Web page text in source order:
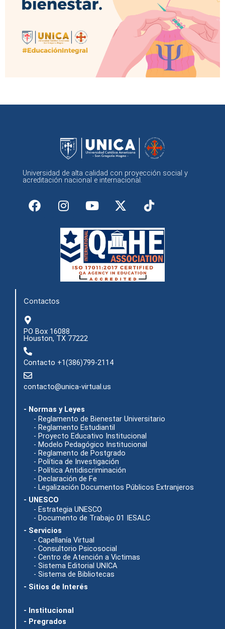
Universidad de alta calidad con proyección social y
acreditación nacional e internacional.
F
a
I
n
t
a
g
a
Y
o
t
u
b
e
X
-
w
i
t
t
e
Contactos
PO Box 16088
Houston, TX 77222
Contacto +1(386)799-2114
contacto@unica-virtual.us
- Normas y Leyes
- Reglamento de Bienestar Universitario
- Reglamento Estudiantil
- Proyecto Educativo Institucional
- Modelo Pedagógico Institucional
- Reglamento de Postgrado
- Política de Investigación
- Política Antidiscriminación
- Declaración de Fe
- Legalización Documentos Públicos Extranjeros
- UNESCO
- Estrategia UNESCO
- Documento de Trabajo 01 IESALC
- Servicios
- Capellanía Virtual
- Consultorio Psicosocial
- Centro de Atención a Victimas
- Sistema Editorial UNICA
- Sistema de Bibliotecas
- Sitios de Interés
- Institucional
- Pregrados